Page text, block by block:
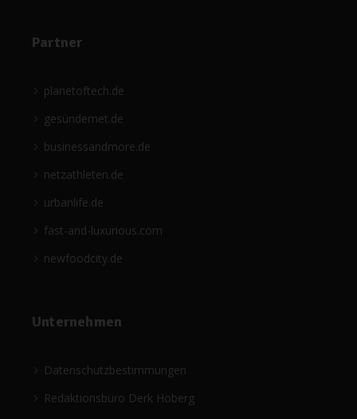
Partner
planetoftech.de
gesündernet.de
businessandmore.de
netzathleten.de
urbanlife.de
fast-and-luxurious.com
newfoodcity.de
Unternehmen
Datenschutzbestimmungen
Redaktionsbüro Derk Hoberg